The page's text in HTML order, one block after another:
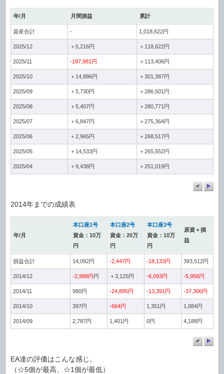
年/月 月間損益 累計
資産合計 - 1,018,622円
2025/12 ＋5,216円 ＋118,622円
2025/11 -187,981円 ＋113,406円
2025/10 ＋14,886円 ＋301,387円
2025/09 ＋5,730円 ＋286,501円
2025/08 ＋5,407円 ＋280,771円
2025/07 ＋6,847円 ＋275,364円
2025/06 ＋2,965円 ＋268,517円
2025/05 ＋14,533円 ＋265,552円
2025/04 ＋9,438円 ＋251,019円
2014年までの成績表
年/月
本口座1号
資金：10万
円
本口座2号
資金：20万
円
本口座3号
資金：10万
円
原資＋損
益
損益合計 14,092円 -2,447円 -18,133円 393,512円
2014/12 -2,988円円 ＋3,125円 -6,093円 -5,956円
2014/11 980円 -24,895円 -13,391円 -37,306円
2014/10 397円 -664円 1,351円 1,084円
2014/09 2,787円 1,401円 0円 4,188円
EA達の評価はこんな感じ。
（☆5個が最高、☆1個が最低）